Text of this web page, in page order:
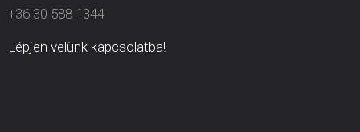
+36 30 588 1344
Lépjen velünk kapcsolatba!